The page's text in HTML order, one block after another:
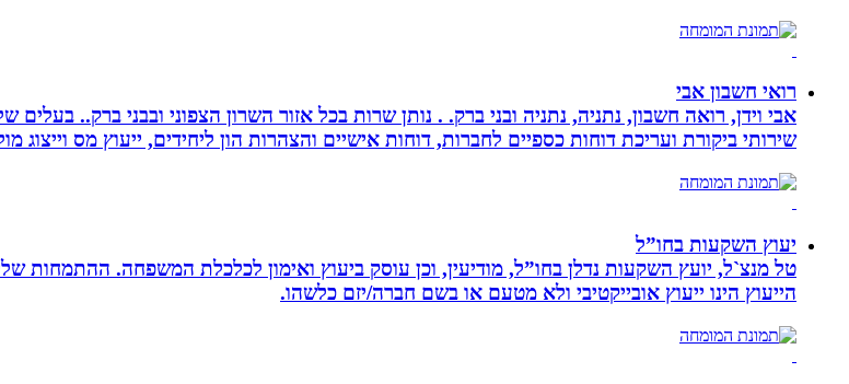
רואי חשבון אבי
אבי וידן, רואה חשבון, נתניה, נתניה ובני ברק. . נותן שרות בכל אזור השרון הצפוני ובבני ברק..
שירותי ביקורת ועריכת דוחות כספיים לחברות, דוחות אישיים והצהרות הון ליחידים, ייעוץ מס
יעוץ השקעות בחו”ל
טל מנצ`ל, יועץ השקעות נדלן בחו”ל, מודיעין, וכן עוסק ביעוץ ואימון לכלכלת המשפחה. ההתמחות
הייעוץ הינו ייעוץ אובייקטיבי ולא מטעם או בשם חברה/יזם כלשהו.